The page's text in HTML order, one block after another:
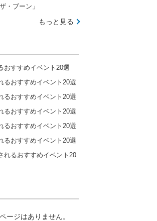
・ブーン」
もっと見る
おすすめイベント20選
るおすすめイベント20選
るおすすめイベント20選
るおすすめイベント20選
るおすすめイベント20選
るおすすめイベント20選
れるおすすめイベント20
ージはありません。